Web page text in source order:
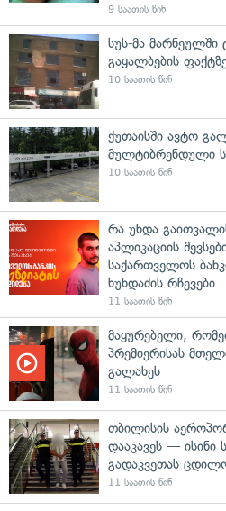
9 საათის წინ
სუს-მა მარნეულში
გაყალბების
10 საათის წინ
ქუთაისში ავტო
მულტიბრენდული
10 საათის წინ
რა უნდა
აპლიკაციის
საქართველოს
ხუნდაძის რჩევები
11 საათის წინ
მაყურებელი,
პრემიერისას
გალახეს
11 საათის წინ
თბილისის
დააკავეს — ისინი
გადაკვეთას
11 საათის წინ